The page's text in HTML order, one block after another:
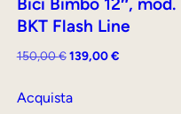
BKT Flash Line
150,00€ Il
originale
139,00€Il
Acquista